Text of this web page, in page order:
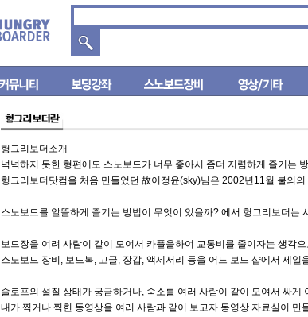
헝그리보더소개
넉넉하지 못한 형편에도 스노보드가 너무 좋아서 좀더 저렴하게 즐기는
헝그리보더닷컴을 처음 만들었던 故이정윤(sky)님은 2002년11월 불의
스노보드를 알뜰하게 즐기는 방법이 무엇이 있을까? 에서 헝그리보더는
보드장을 여려 사람이 같이 모여서 카플을하여 교통비를 줄이자는 생각
스노보드 장비, 보드복, 고글, 장갑, 액세서리 등을 어느 보드 샵에서 세
슬로프의 설질 상태가 궁금하거나, 숙소를 여러 사람이 같이 모여서 싸
내가 찍거나 찍힌 동영상을 여러 사람과 같이 보고자 동영상 자료실이 만